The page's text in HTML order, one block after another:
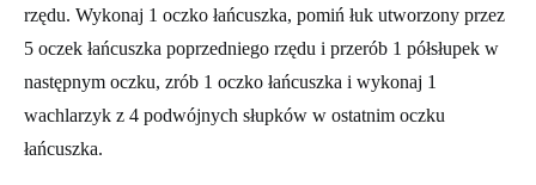
rzędu. Wykonaj 1 oczko łańcuszka, pomiń łuk utworzony przez
5 oczek łańcuszka poprzedniego rzędu i przerób 1 półsłupek w
następnym oczku, zrób 1 oczko łańcuszka i wykonaj 1
wachlarzyk z 4 podwójnych słupków w ostatnim oczku
łańcuszka.